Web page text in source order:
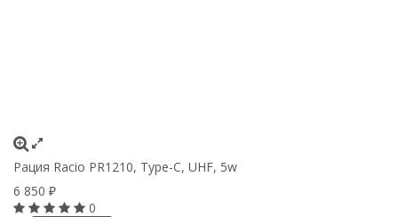
Рация Racio PR1210, Type-C, UHF, 5w
6 850 ₽
0